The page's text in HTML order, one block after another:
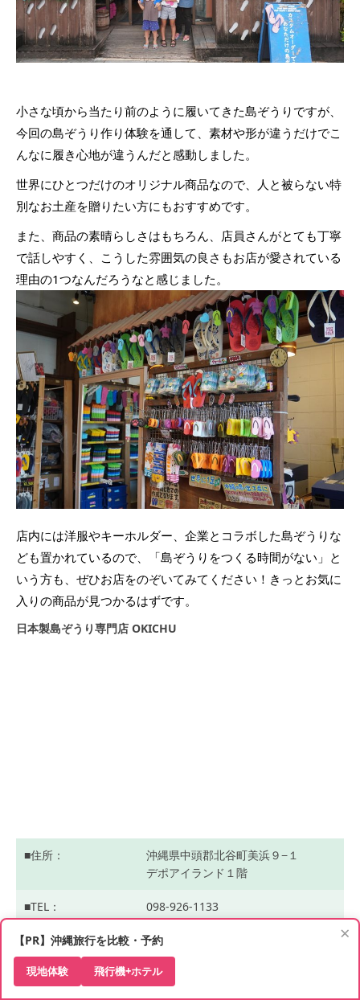
小さな頃から当たり前のように履いてきた島ぞうりですが、
今回の島ぞうり作り体験を通して、素材や形が違うだけでこ
んなに履き心地が違うんだと感動しました。
世界にひとつだけのオリジナル商品なので、人と被らない特
別なお土産を贈りたい方にもおすすめです。
また、商品の素晴らしさはもちろん、店員さんがとても丁寧
で話しやすく、こうした雰囲気の良さもお店が愛されている
理由の1つなんだろうなと感じました。
店内には洋服やキーホルダー、企業とコラボした島ぞうりな
ども置かれているので、「島ぞうりをつくる時間がない」と
いう方も、ぜひお店をのぞいてみてください！きっとお気に
入りの商品が見つかるはずです。
日本製島ぞうり専門店 OKICHU
住所
沖縄県中頭郡北谷町美浜９−１
デポアイランド１階
TEL 098-926-1133
HP https://www.shimazouri.jp/
営業時間 11：00-20：00
×
【PR】沖縄旅行を比較・予約
現地体験 飛行機+ホテル